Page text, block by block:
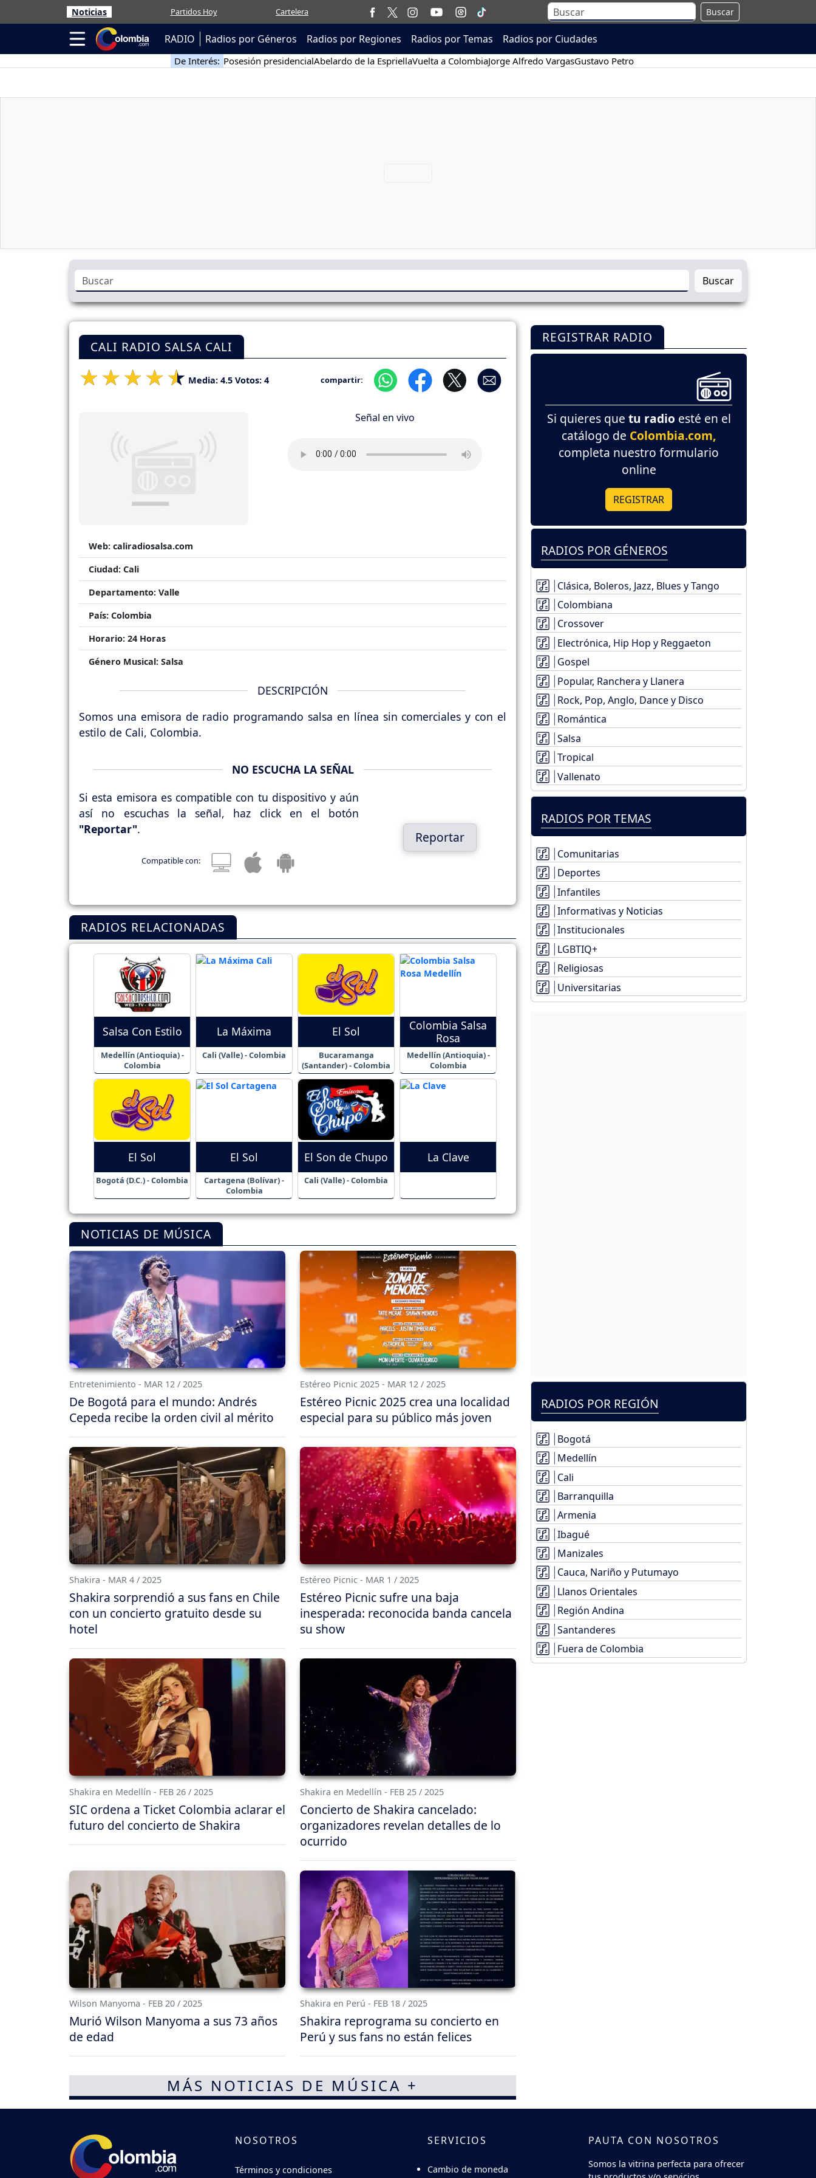
Noticias Partidos Hoy Cartelera Buscar
RADIO Radios por Géneros Radios por Regiones Radios por Temas Radios por Ciudades
De Interés: Posesión presidencialAbelardo de la EspriellaVuelta a ColombiaJorge Alfredo VargasGustavo Petro
Buscar
CALI RADIO SALSA CALI
Media: 4.5 Votos: 4 compartir:
Señal en vivo
Web: caliradiosalsa.com
Ciudad: Cali
Departamento: Valle
País: Colombia
Horario: 24 Horas
Género Musical: Salsa
DESCRIPCIÓN
Somos una emisora de radio programando salsa en línea sin comerciales y con el
estilo de Cali, Colombia.
NO ESCUCHA LA SEÑAL
Si esta emisora es compatible con tu dispositivo y aún
así no escuchas la señal, haz click en el botón
"Reportar".
Compatible con:
Reportar
RADIOS RELACIONADAS
Salsa Con Estilo
Medellín (Antioquia) -
Colombia
La Máxima
Cali (Valle) - Colombia
El Sol
Bucaramanga
(Santander) - Colombia
Colombia Salsa
Rosa
Medellín (Antioquia) -
Colombia
El Sol
Bogotá (D.C.) - Colombia
El Sol
Cartagena (Bolívar) -
Colombia
El Son de Chupo
Cali (Valle) - Colombia
La Clave
NOTICIAS DE MÚSICA
Entretenimiento - MAR 12 / 2025
De Bogotá para el mundo: Andrés
Cepeda recibe la orden civil al mérito
Estéreo Picnic 2025 - MAR 12 / 2025
Estéreo Picnic 2025 crea una localidad
especial para su público más joven
Shakira - MAR 4 / 2025
Shakira sorprendió a sus fans en Chile
con un concierto gratuito desde su
hotel
Estéreo Picnic - MAR 1 / 2025
Estéreo Picnic sufre una baja
inesperada: reconocida banda cancela
su show
Shakira en Medellín - FEB 26 / 2025
SIC ordena a Ticket Colombia aclarar el
futuro del concierto de Shakira
Shakira en Medellín - FEB 25 / 2025
Concierto de Shakira cancelado:
organizadores revelan detalles de lo
ocurrido
Wilson Manyoma - FEB 20 / 2025
Murió Wilson Manyoma a sus 73 años
de edad
Shakira en Perú - FEB 18 / 2025
Shakira reprograma su concierto en
Perú y sus fans no están felices
MÁS NOTICIAS DE MÚSICA +
REGISTRAR RADIO
Si quieres que tu radio esté en el
catálogo de Colombia.com,
completa nuestro formulario
online
REGISTRAR
RADIOS POR GÉNEROS
Clásica, Boleros, Jazz, Blues y Tango
Colombiana
Crossover
Electrónica, Hip Hop y Reggaeton
Gospel
Popular, Ranchera y Llanera
Rock, Pop, Anglo, Dance y Disco
Romántica
Salsa
Tropical
Vallenato
RADIOS POR TEMAS
Comunitarias
Deportes
Infantiles
Informativas y Noticias
Institucionales
LGBTIQ+
Religiosas
Universitarias
RADIOS POR REGIÓN
Bogotá
Medellín
Cali
Barranquilla
Armenia
Ibagué
Manizales
Cauca, Nariño y Putumayo
Llanos Orientales
Región Andina
Santanderes
Fuera de Colombia
NOSOTROS
Términos y condiciones
SERVICIOS
Cambio de moneda
PAUTA CON NOSOTROS
Somos la vitrina perfecta para ofrecer